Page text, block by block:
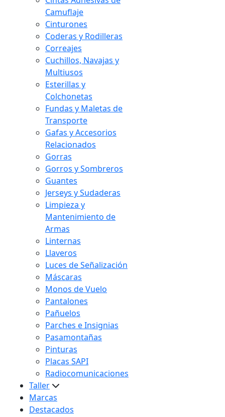
Camuflaje
Cinturones
Coderas y Rodilleras
Correajes
Cuchillos, Navajas y
Multiusos
Esterillas y
Colchonetas
Fundas y Maletas de
Transporte
Gafas y Accesorios
Relacionados
Gorras
Gorros y Sombreros
Guantes
Jerseys y Sudaderas
Limpieza y
Mantenimiento de
Armas
Linternas
Llaveros
Luces de Señalización
Máscaras
Monos de Vuelo
Pantalones
Pañuelos
Parches e Insignias
Pasamontañas
Pinturas
Placas SAPI
Radiocomunicaciones
Taller
Marcas
Destacados